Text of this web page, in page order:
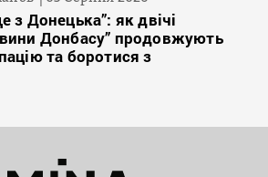
з Донецька”: як двічі
Донбасу” продовжують
та боротися з